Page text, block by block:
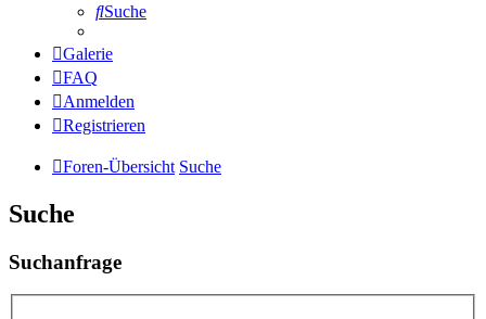
Suche
Galerie
FAQ
Anmelden
Registrieren
Foren-Übersicht Suche
Suche
Suchanfrage